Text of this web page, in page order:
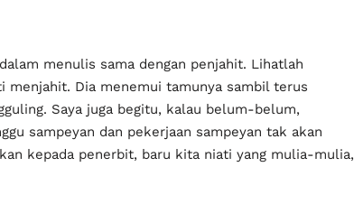
menulis sama dengan penjahit. Lihatlah
Dia menemui tamunya sambil terus
Saya juga begitu, kalau belum-belum,
sampeyan dan pekerjaan sampeyan tak akan
kepada penerbit, baru kita niati yang mulia-mulia,